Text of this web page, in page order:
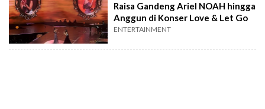
Raisa Gandeng Ariel NOAH hingga
Anggun di Konser Love & Let Go
ENTERTAINMENT